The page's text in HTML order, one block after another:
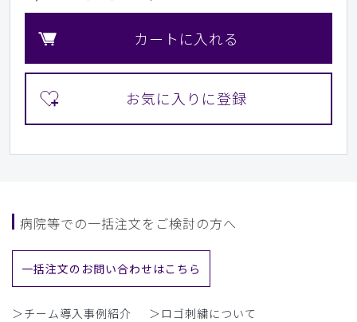
カートに入れる
病院等での一括注文をご検討の方へ
一括注文のお問い合わせはこちら
＞チーム導入事例紹介 ＞ロゴ刺繍について